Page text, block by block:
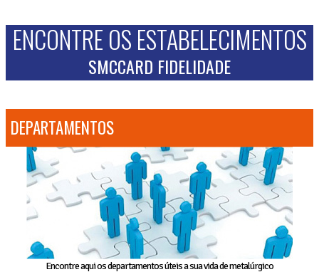
ENCONTRE OS ESTABELECIMENTOS
SMCCARD FIDELIDADE
DEPARTAMENTOS
Encontre aqui os departamentos úteis a sua vida de metalúrgico